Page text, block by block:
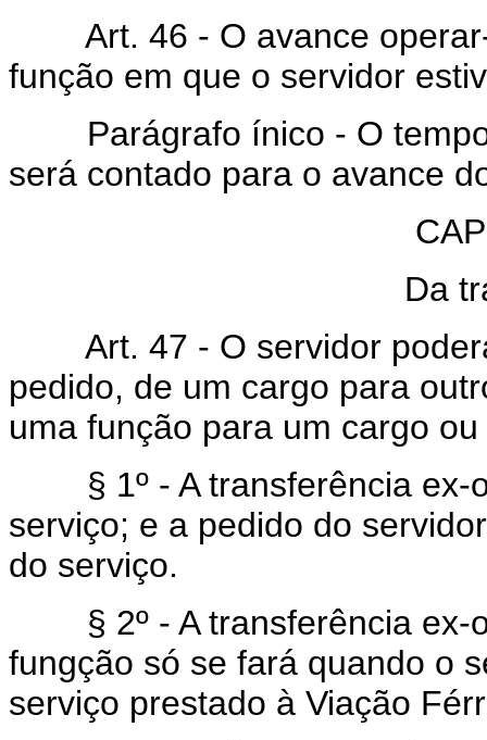
Art. 46 - O avance operar-
função em que o servidor
Parágrafo ínico - O tempo
será contado para o avance
Da
Art. 47 - O servidor
pedido, de um cargo para
uma função para um cargo
§ 1º - A transferência ex-
serviço; e a pedido do
do serviço.
§ 2º - A transferência ex-
fungção só se fará quando o
serviço prestado à Viação